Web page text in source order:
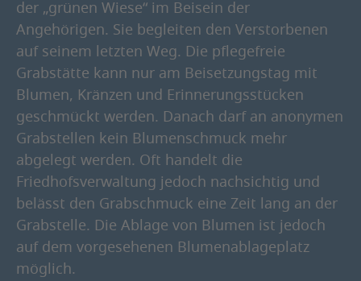
der „grünen Wiese“ im Beisein der
Angehörigen. Sie begleiten den Verstorbenen
auf seinem letzten Weg. Die pflegefreie
Grabstätte kann nur am Beisetzungstag mit
Blumen, Kränzen und Erinnerungsstücken
geschmückt werden. Danach darf an anonymen
Grabstellen kein Blumenschmuck mehr
abgelegt werden. Oft handelt die
Friedhofsverwaltung jedoch nachsichtig und
belässt den Grabschmuck eine Zeit lang an der
Grabstelle. Die Ablage von Blumen ist jedoch
auf dem vorgesehenen Blumenablageplatz
möglich.